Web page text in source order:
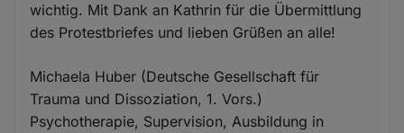
wichtig. Mit Dank an Kathrin für die Übermittlung
des Protestbriefes und lieben Grüßen an alle!
Michaela Huber (Deutsche Gesellschaft für
Trauma und Dissoziation, 1. Vors.)
Psychotherapie, Supervision, Ausbildung in